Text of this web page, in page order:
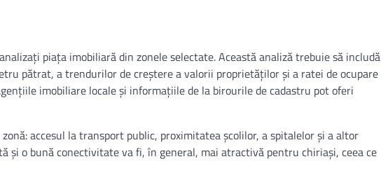
piața imobiliară din zonele selectate. Această analiză trebuie să includă
pătrat, a trendurilor de creștere a valorii proprietăților și a ratei de ocupare
imobiliare locale și informațiile de la birourile de cadastru pot oferi
accesul la transport public, proximitatea școlilor, a spitalelor și a altor
și o bună conectivitate va fi, în general, mai atractivă pentru chiriași, ceea ce